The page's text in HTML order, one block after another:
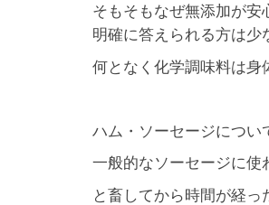
そもそもなぜ無添加が安
明確に答えられる方は少
何となく化学調味料は身
ハム・ソーセージについ
一般的なソーセージに使
と畜してから時間が経